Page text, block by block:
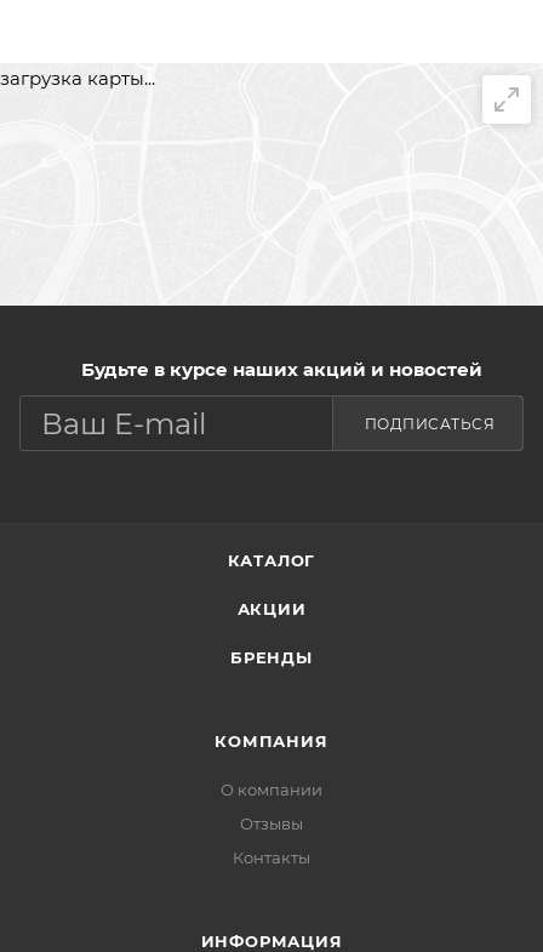
загрузка карты...
Будьте в курсе наших акций и новостей
ПОДПИСАТЬСЯ
КАТАЛОГ
АКЦИИ
БРЕНДЫ
КОМПАНИЯ
О компании
Отзывы
Контакты
ИНФОРМАЦИЯ